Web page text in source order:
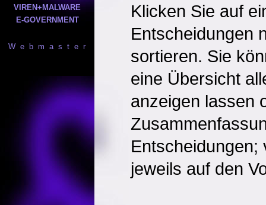
VIREN+MALWARE
E-GOVERNMENT
W e b m a s t e r
Klicken Sie auf
Entscheidungen
sortieren. Sie
eine Übersicht
anzeigen lassen
Entscheidungen;
jeweils auf den